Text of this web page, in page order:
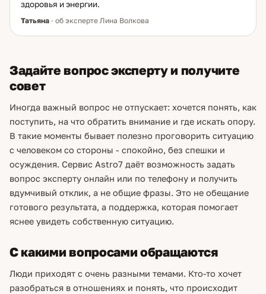
здоровья и энергии.
Татьяна · об эксперте Лина Волкова
Задайте вопрос эксперту и получите
совет
Иногда важный вопрос не отпускает: хочется понять, как
поступить, на что обратить внимание и где искать опору.
В такие моменты бывает полезно проговорить ситуацию
с человеком со стороны - спокойно, без спешки и
осуждения. Сервис Astro7 даёт возможность задать
вопрос эксперту онлайн или по телефону и получить
вдумчивый отклик, а не общие фразы. Это не обещание
готового результата, а поддержка, которая помогает
яснее увидеть собственную ситуацию.
С какими вопросами обращаются
Люди приходят с очень разными темами. Кто-то хочет
разобраться в отношениях и понять, что происходит